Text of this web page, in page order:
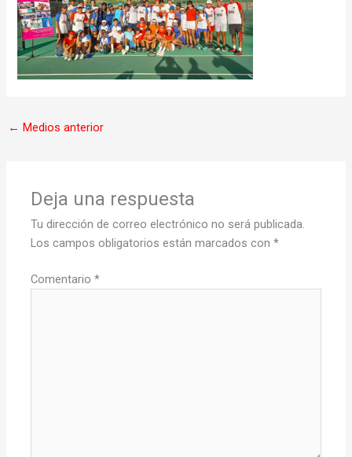
← Medios anterior
Deja una respuesta
Tu dirección de correo electrónico no será publicada.
Los campos obligatorios están marcados con*
Comentario*